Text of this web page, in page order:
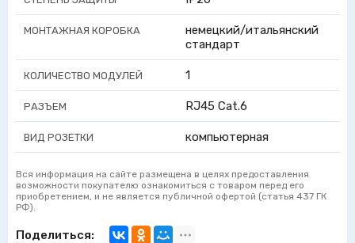
МОНТАЖНАЯ КОРОБКА
немецкий/итальянский
стандарт
КОЛИЧЕСТВО МОДУЛЕЙ 1
РАЗЪЕМ RJ45 Cat.6
ВИД РОЗЕТКИ компьютерная
Вся информация на сайте размещена в целях предоставления
возможности покупателю ознакомиться с товаром перед его
приобретением, и не является публичной офертой (статья 437 ГК
РФ).
Поделиться: